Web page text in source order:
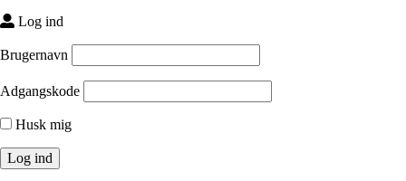
Log ind
Brugernavn
Adgangskode
Husk mig